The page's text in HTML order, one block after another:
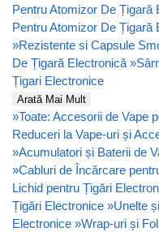
Pentru Atomizor De Țigară
Pentru Atomizor De Țigară
»Rezistente si Capsule
De Țigară Electronică »
Țigari Electronice
Arată Mai Mult
»Toate: Accesorii de Vape
Reduceri la Vape-uri și
»Acumulatori și Baterii de
»Cabluri de Încărcare
Lichid pentru Țigări
Țigări Electronice »Unelte
Electronice »Wrap-uri și